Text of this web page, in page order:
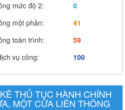
mức độ 2:
0
một phần:
41
toàn trình:
59
vụ công:
100
THỦ TỤC HÀNH CHÍNH
MỘT CỬA LIÊN THÔNG